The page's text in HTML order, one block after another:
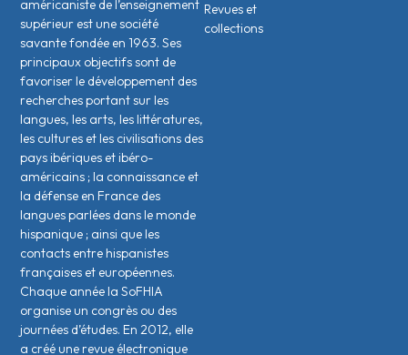
Revues et
collections
américaniste de l’enseignement
supérieur est une société
savante fondée en 1963. Ses
principaux objectifs sont de
favoriser le développement des
recherches portant sur les
langues, les arts, les littératures,
les cultures et les civilisations des
pays ibériques et ibéro-
américains ; la connaissance et
la défense en France des
langues parlées dans le monde
hispanique ; ainsi que les
contacts entre hispanistes
français·es et européen·nes.
Chaque année la SoFHIA
organise un congrès ou des
journées d’études. En 2012, elle
a créé une revue électronique